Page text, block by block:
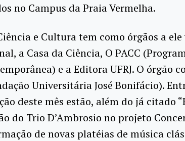
no Campus da Praia Vermelha.
e Cultura tem como órgãos a
a Casa da Ciência, O PACC
e a Editora UFRJ. O órgão
Universitária José Bonifácio).
deste mês estão, além do já citado
do Trio D’Ambrosio no projeto
de novas platéias de música